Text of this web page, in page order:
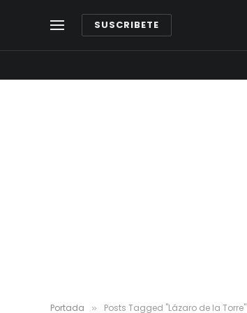
SUSCRIBETE
Portada » Posts Tagged "Lázaro de la Torre"